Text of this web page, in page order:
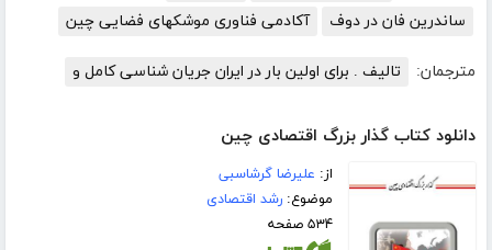
ساندرین فان در دوف
آکادمی فناوری موشکهای فضایی چین
مترجمان: تالیف . برای اولین بار در ایران جریان شناسی کامل و
دانلود کتاب گذار بزرگ اقتصادی چین
از: علیرضا گرشاسبی
موضوع:رشد اقتصادی
۵۳۴ صفحه